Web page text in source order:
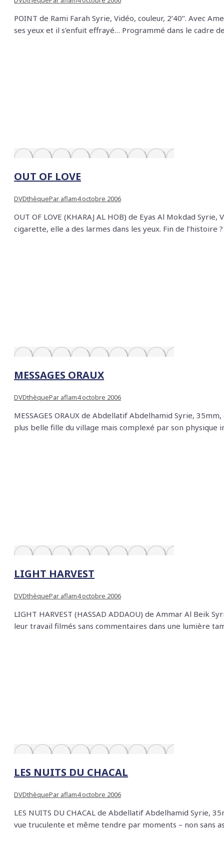
POINT de Rami Farah Syrie, Vidéo, couleur, 2’40’’. Avec
ses yeux et il s’enfuit effrayé… Programmé dans le cadre
OUT OF LOVE
DVDthèquePar aflam4 octobre 2006
OUT OF LOVE (KHARAJ AL HOB) de Eyas Al Mokdad
cigarette, elle a des larmes dans les yeux. Fin de
MESSAGES ORAUX
DVDthèquePar aflam4 octobre 2006
MESSAGES ORAUX de Abdellatif Abdelhamid Syrie,
plus belle fille du village mais complexé par son physique
LIGHT HARVEST
DVDthèquePar aflam4 octobre 2006
LIGHT HARVEST (HASSAD ADDAOU) de Ammar Al Beik
leur travail filmés sans commentaires dans une lumière
LES NUITS DU CHACAL
DVDthèquePar aflam4 octobre 2006
LES NUITS DU CHACAL de Abdellatif Abdelhamid Syrie,
vue truculente et même tendre par moments – non sans